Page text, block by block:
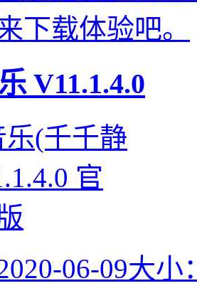
下载体验吧。
V11.1.4.0
06-09大小